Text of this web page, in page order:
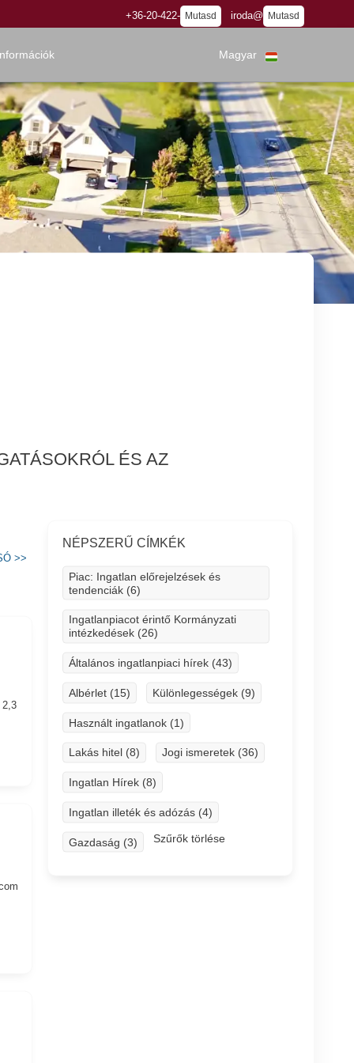
+36-20-422- Mutasd iroda@ Mutasd
Magyar
ÉS AZ
>>
NÉPSZERŰ CÍMKÉK
Piac: Ingatlan előrejelzések és
tendenciák (6)
Ingatlanpiacot érintő Kormányzati
intézkedések (26)
Általános ingatlanpiaci hírek (43)
Albérlet (15) Különlegességek (9)
Használt ingatlanok (1)
Lakás hitel (8) Jogi ismeretek (36)
Ingatlan Hírek (8)
Ingatlan illeték és adózás (4)
Gazdaság (3) Szűrők törlése